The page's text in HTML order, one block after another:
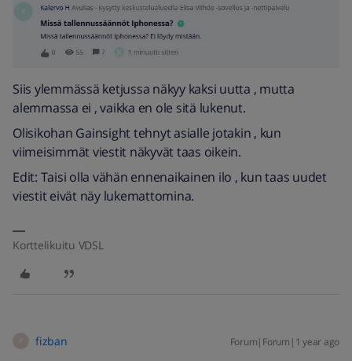
Siis ylemmässä ketjussa näkyy kaksi uutta , mutta
alemmassa ei , vaikka en ole sitä lukenut.
Olisikohan Gainsight tehnyt asialle jotakin , kun
viimeisimmät viestit näkyvät taas oikein.
Edit: Taisi olla vähän ennenaikainen ilo , kun taas uudet
viestit eivät näy lukemattomina.
Korttelikuitu VDSL
fizban Forum|Forum|1 year ago